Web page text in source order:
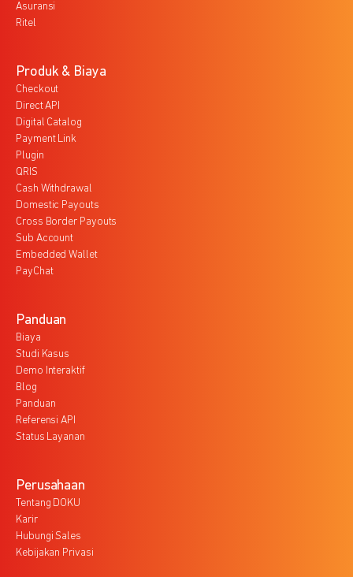
Asuransi
Ritel
Produk & Biaya
Checkout
Direct API
Digital Catalog
Payment Link
Plugin
QRIS
Cash Withdrawal
Domestic Payouts
Cross Border Payouts
Sub Account
Embedded Wallet
PayChat
Panduan
Biaya
Studi Kasus
Demo Interaktif
Blog
Panduan
Referensi API
Status Layanan
Perusahaan
Tentang DOKU
Karir
Hubungi Sales
Kebijakan Privasi